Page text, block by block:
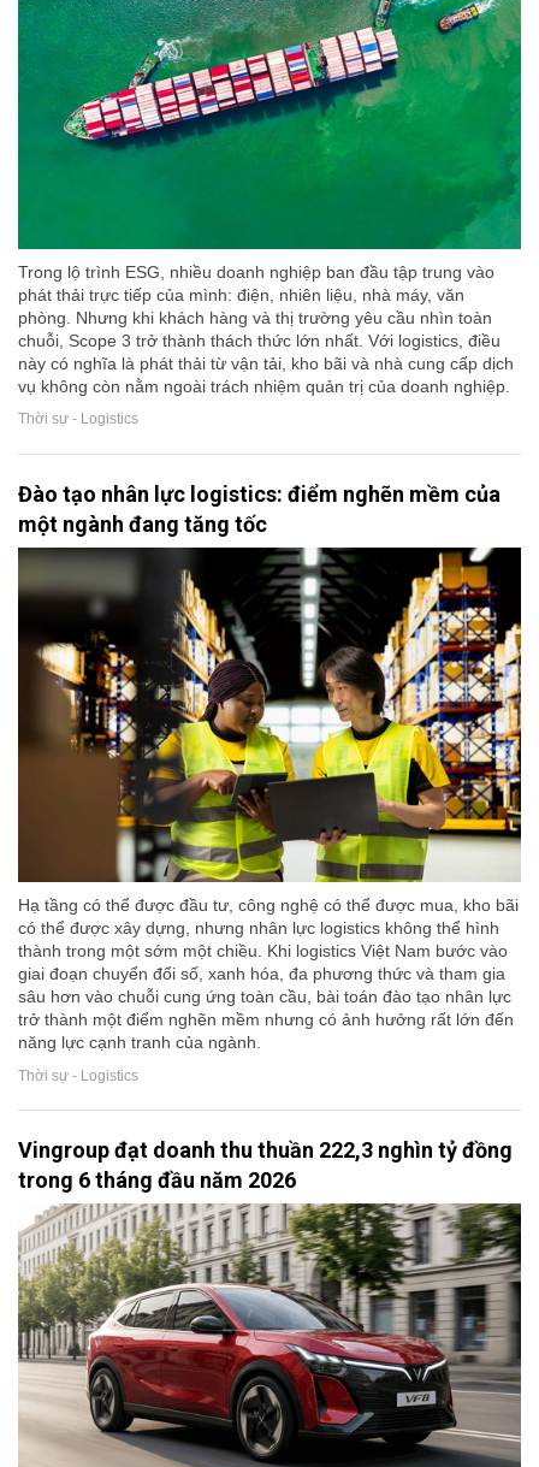
Trong lộ trình ESG, nhiều doanh nghiệp ban đầu tập trung vào
phát thải trực tiếp của mình: điện, nhiên liệu, nhà máy, văn
phòng. Nhưng khi khách hàng và thị trường yêu cầu nhìn toàn
chuỗi, Scope 3 trở thành thách thức lớn nhất. Với logistics, điều
này có nghĩa là phát thải từ vận tải, kho bãi và nhà cung cấp dịch
vụ không còn nằm ngoài trách nhiệm quản trị của doanh nghiệp.
Thời sự - Logistics
Đào tạo nhân lực logistics: điểm nghẽn mềm của
một ngành đang tăng tốc
Hạ tầng có thể được đầu tư, công nghệ có thể được mua, kho bãi
có thể được xây dựng, nhưng nhân lực logistics không thể hình
thành trong một sớm một chiều. Khi logistics Việt Nam bước vào
giai đoạn chuyển đổi số, xanh hóa, đa phương thức và tham gia
sâu hơn vào chuỗi cung ứng toàn cầu, bài toán đào tạo nhân lực
trở thành một điểm nghẽn mềm nhưng có ảnh hưởng rất lớn đến
năng lực cạnh tranh của ngành.
Thời sự - Logistics
Vingroup đạt doanh thu thuần 222,3 nghìn tỷ đồng
trong 6 tháng đầu năm 2026